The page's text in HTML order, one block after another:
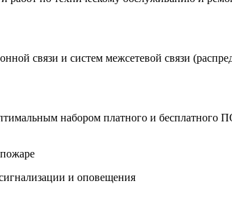
связи и систем межсетевой связи
набором платного и бесплатного
и оповещения